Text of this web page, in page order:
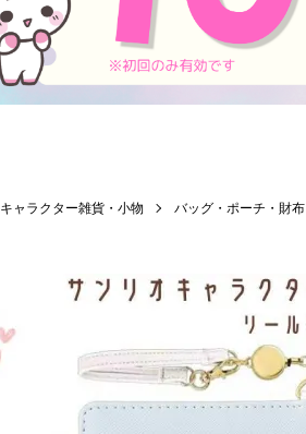
キャラクター雑貨・小物 バッグ・ポーチ・財布